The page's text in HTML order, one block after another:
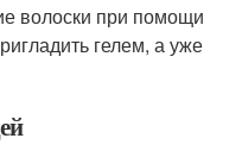
волоски при помощи
гелем, а уже